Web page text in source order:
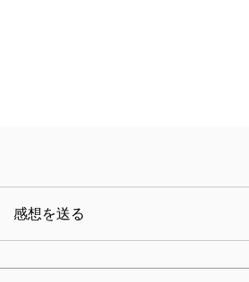
感想を送る